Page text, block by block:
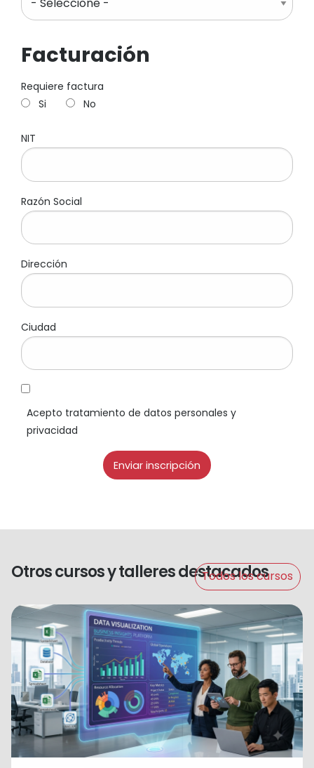
Facturación
Requiere factura
Si
No
NIT
Razón Social
Dirección
Ciudad
Acepto tratamiento de datos personales y
privacidad
Otros cursos y talleres destacados
Todos los cursos